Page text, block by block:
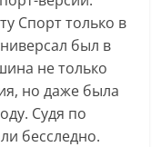
Спорт только в
был в
не только
но даже была
Судя по
бесследно.